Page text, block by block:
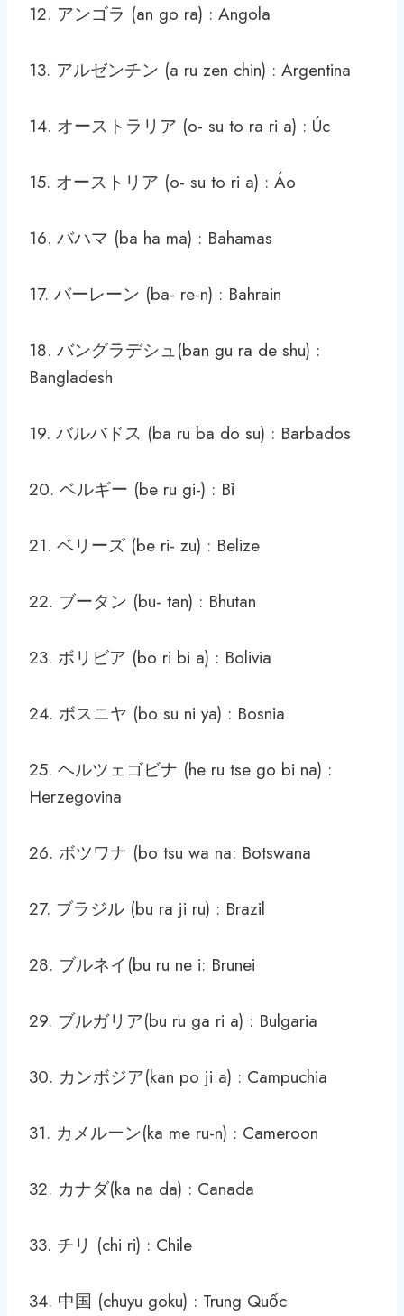
12. アンゴラ (an go ra) : Angola
13. アルゼンチン (a ru zen chin) : Argentina
14. オーストラリア (o- su to ra ri a) : Úc
15. オーストリア (o- su to ri a) : Áo
16. バハマ (ba ha ma) : Bahamas
17. バーレーン (ba- re-n) : Bahrain
18. バングラデシュ(ban gu ra de shu) :
Bangladesh
19. バルバドス (ba ru ba do su) : Barbados
20. ベルギー (be ru gi-) : Bỉ
21. ベリーズ (be ri- zu) : Belize
22. ブータン (bu- tan) : Bhutan
23. ボリビア (bo ri bi a) : Bolivia
24. ボスニヤ (bo su ni ya) : Bosnia
25. ヘルツェゴビナ (he ru tse go bi na) :
Herzegovina
26. ボツワナ (bo tsu wa na: Botswana
27. ブラジル (bu ra ji ru) : Brazil
28. ブルネイ(bu ru ne i: Brunei
29. ブルガリア(bu ru ga ri a) : Bulgaria
30. カンボジア(kan po ji a) : Campuchia
31. カメルーン(ka me ru-n) : Cameroon
32. カナダ(ka na da) : Canada
33. チリ (chi ri) : Chile
34. 中国 (chuyu goku) : Trung Quốc